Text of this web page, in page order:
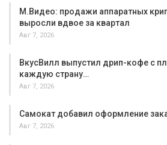
М.Видео: продажи аппаратных
выросли вдвое за квартал
Авг 7, 2026
ВкусВилл выпустил дрип-кофе с
каждую страну…
Авг 7, 2026
Самокат добавил оформление
Авг 7, 2026